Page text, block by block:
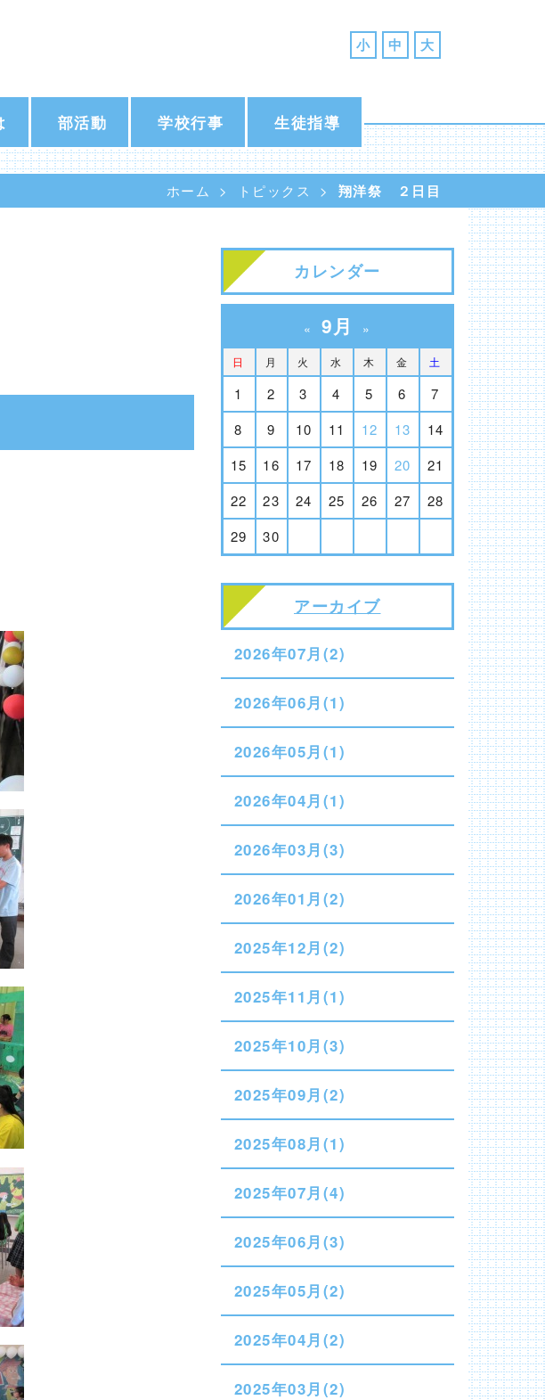
小 中 大
部活動 学校行事 生徒指導
ホーム トピックス 翔洋祭 ２日目
カレンダー
« 9月 »
日 月 火 水 木 金 土
1 2 3 4 5 6
7
8
9 10 11 12 13
14
15
16 17 18 19 20
21
22
23 24 25 26 27
28
29
30
アーカイブ
2026年07月(2)
2026年06月(1)
2026年05月(1)
2026年04月(1)
2026年03月(3)
2026年01月(2)
2025年12月(2)
2025年11月(1)
2025年10月(3)
2025年09月(2)
2025年08月(1)
2025年07月(4)
2025年06月(3)
2025年05月(2)
2025年04月(2)
2025年03月(2)